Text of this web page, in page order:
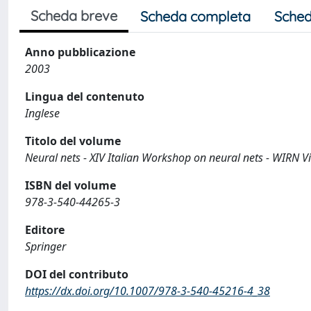
Scheda breve Scheda completa
Anno pubblicazione
2003
Lingua del contenuto
Inglese
Titolo del volume
Neural nets - XIV Italian Workshop on neural nets - WIRN
ISBN del volume
978-3-540-44265-3
Editore
Springer
DOI del contributo
https://dx.doi.org/10.1007/978-3-540-45216-4_38